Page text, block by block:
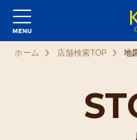
ホーム 店舗検索TOP 地